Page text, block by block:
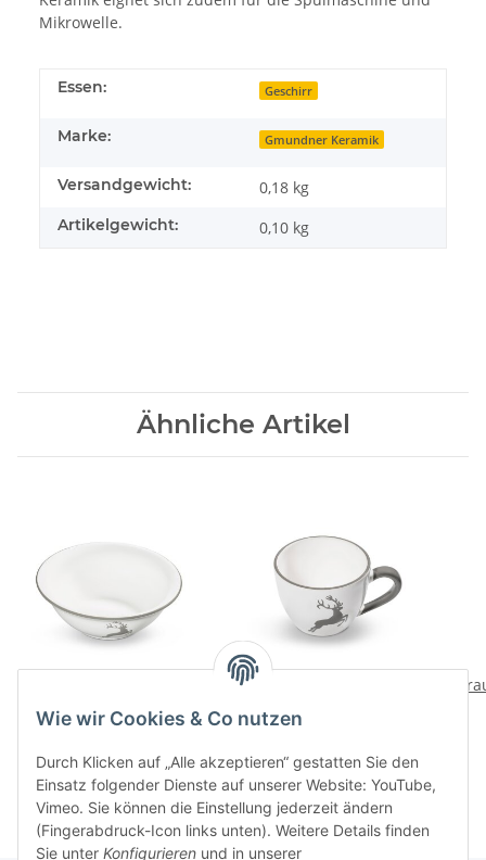
Mikrowelle.
Essen: Geschirr
Marke: Gmundner Keramik
Versandgewicht: 0,18 kg
Artikelgewicht: 0,10 kg
Ähnliche Artikel
Salatschuessel klein
75,80 CHF*
Grauer Hirsch Teetasse
53,90 CHF
Wie wir Cookies & Co nutzen
Durch Klicken auf „Alle akzeptieren“ gestatten Sie den
Einsatz folgender Dienste auf unserer Website: YouTube,
Vimeo. Sie können die Einstellung jederzeit ändern
(Fingerabdruck-Icon links unten). Weitere Details finden
Sie unter Konfigurieren und in unserer